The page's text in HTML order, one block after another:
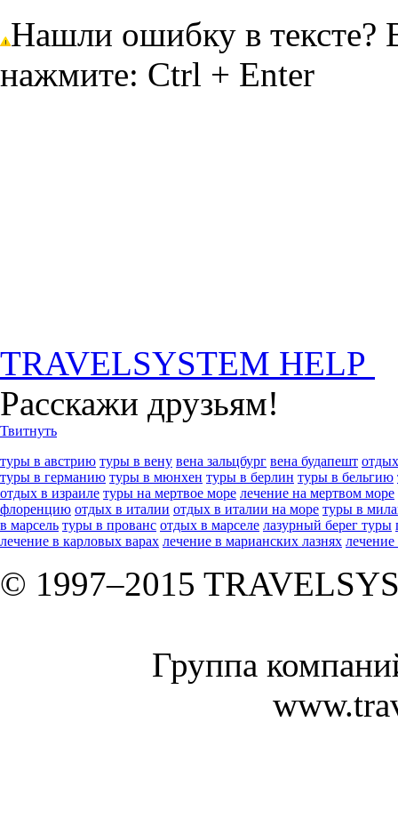
Нашли ошибку в
нажмите: Ctrl + Enter
TRAVELSYSTEM HELP
Расскажи друзьям!
Твитнуть
туры в австрию туры в вену вена зальцбург вена будапешт
туры в германию туры в мюнхен туры в берлин туры в бельгию
отдых в израиле туры на мертвое море лечение на мертвом море
флоренцию отдых в италии отдых в италии на море туры в
в марсель туры в прованс отдых в марселе лазурный берег туры
лечение в карловых варах лечение в марианских лазнях
© 1997–2015
Группа